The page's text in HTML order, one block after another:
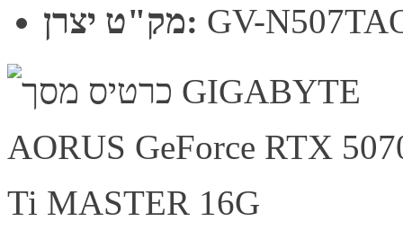
מק"ט יצרן: GV-